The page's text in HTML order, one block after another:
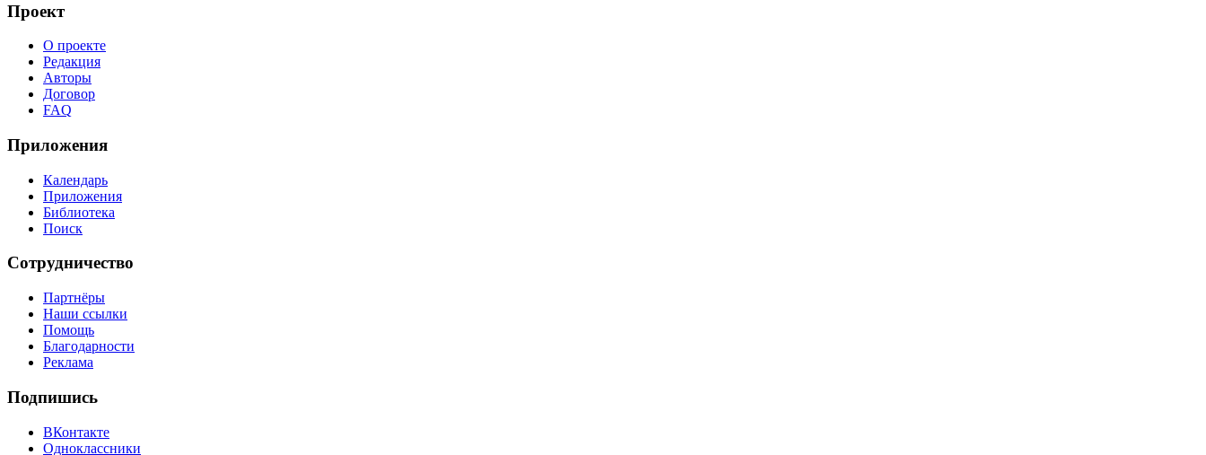
Проект
О проекте
Редакция
Авторы
Договор
FAQ
Приложения
Календарь
Приложения
Библиотека
Поиск
Сотрудничество
Партнёры
Наши ссылки
Помощь
Благодарности
Реклама
Подпишись
ВКонтакте
Одноклассники